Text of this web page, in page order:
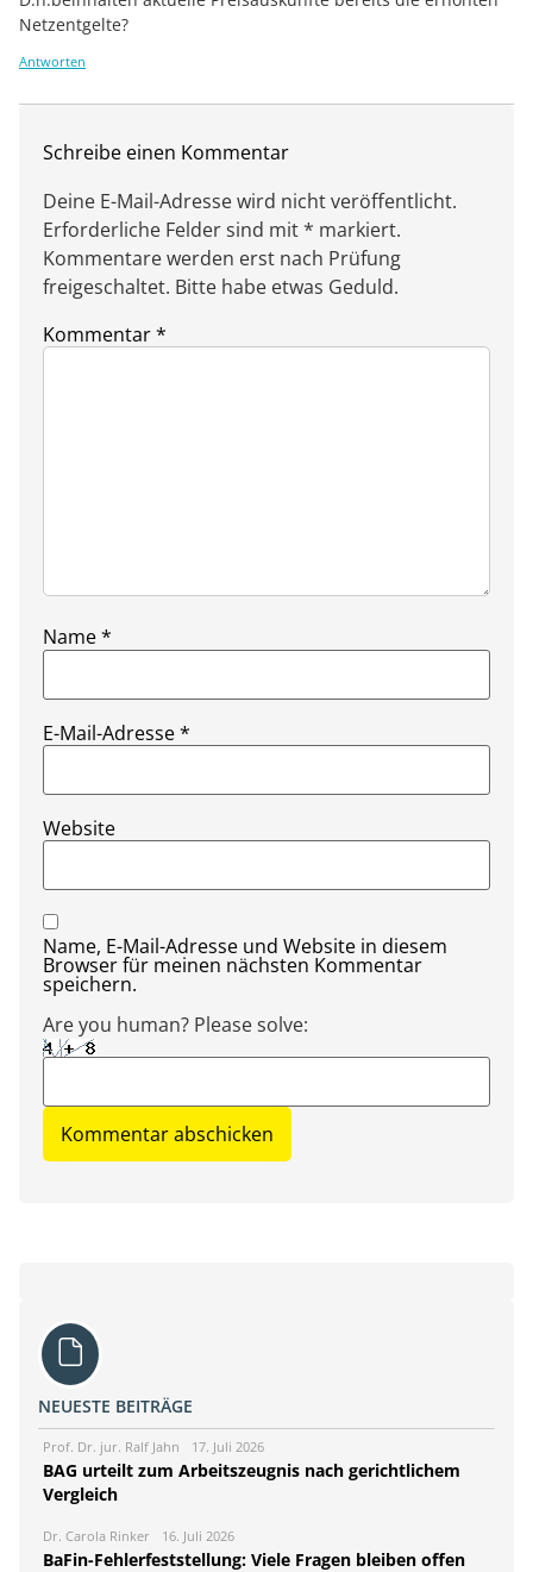
Netzentgelte?
Antworten
Schreibe einen Kommentar
Deine E-Mail-Adresse wird nicht veröffentlicht.
Erforderliche Felder sind mit * markiert.
Kommentare werden erst nach Prüfung
freigeschaltet. Bitte habe etwas Geduld.
Kommentar*
Name*
E-Mail-Adresse*
Website
Name, E-Mail-Adresse und Website in diesem
Browser für meinen nächsten Kommentar
speichern.
Are you human? Please solve:
NEUESTE BEITRÄGE
Prof. Dr. jur. Ralf Jahn 17. Juli 2026
BAG urteilt zum Arbeitszeugnis nach gerichtlichem
Vergleich
Dr. Carola Rinker 16. Juli 2026
BaFin-Fehlerfeststellung: Viele Fragen bleiben offen